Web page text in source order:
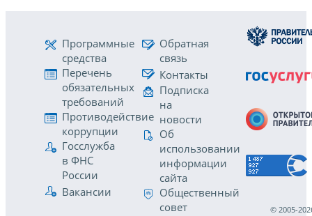
Программные
средства
Перечень
обязательных
требований
Противодействие
коррупции
Госслужба
в ФНС
России
Вакансии
Обратная
связь
Контакты
Подписка
на
новости
Об
использовании
информации
сайта
Общественный
совет
© 2005-